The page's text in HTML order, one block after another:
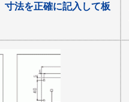
寸法を正確に記入して板